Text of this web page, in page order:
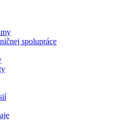
spolupráce